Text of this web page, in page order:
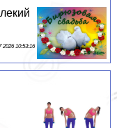
2026 10:53:16